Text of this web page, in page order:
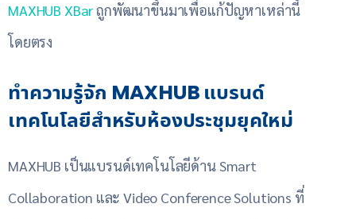
MAXHUB XBarถูกพัฒนาขึ้นมาเพื่อแก้ปัญหาเหล่านี้
โดยตรง
ทำความรู้จัก MAXHUB แบรนด์
เทคโนโลยีสำหรับห้องประชุมยุคใหม่
MAXHUB เป็นแบรนด์เทคโนโลยีด้าน Smart
Collaboration และ Video Conference Solutions ที่